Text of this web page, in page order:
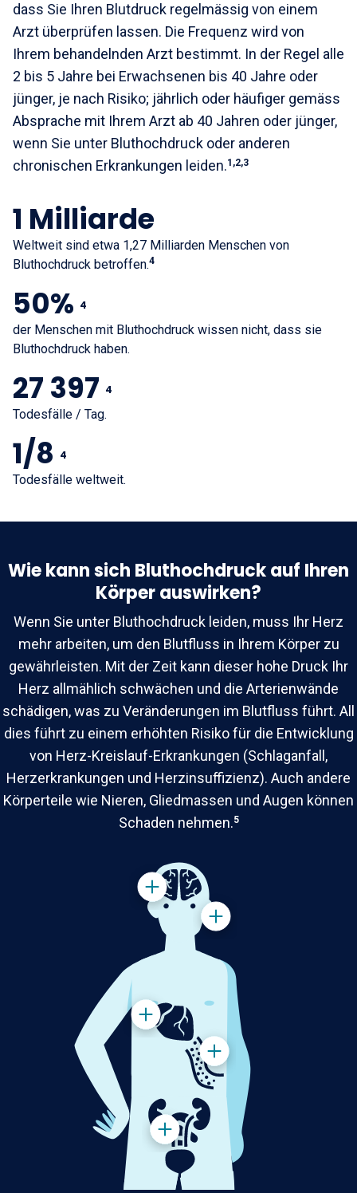
dass Sie Ihren Blutdruck regelmässig von einem
Arzt überprüfen lassen. Die Frequenz wird von
Ihrem behandelnden Arzt bestimmt. In der Regel alle
2 bis 5 Jahre bei Erwachsenen bis 40 Jahre oder
jünger, je nach Risiko; jährlich oder häufiger gemäss
Absprache mit Ihrem Arzt ab 40 Jahren oder jünger,
wenn Sie unter Bluthochdruck oder anderen
chronischen Erkrankungen leiden.1,2,3
1 Milliarde
Weltweit sind etwa 1,27 Milliarden Menschen von
Bluthochdruck betroffen.4
50% 4
der Menschen mit Bluthochdruck wissen nicht, dass sie
Bluthochdruck haben.
27 397 4
Todesfälle / Tag.
1/8 4
Todesfälle weltweit.
Wie kann sich Bluthochdruck auf Ihren
Körper auswirken?
Wenn Sie unter Bluthochdruck leiden, muss Ihr Herz
mehr arbeiten, um den Blutfluss in Ihrem Körper zu
gewährleisten. Mit der Zeit kann dieser hohe Druck Ihr
Herz allmählich schwächen und die Arterienwände
schädigen, was zu Veränderungen im Blutfluss führt. All
dies führt zu einem erhöhten Risiko für die Entwicklung
von Herz-Kreislauf-Erkrankungen (Schlaganfall,
Herzerkrankungen und Herzinsuffizienz). Auch andere
Körperteile wie Nieren, Gliedmassen und Augen können
Schaden nehmen.5